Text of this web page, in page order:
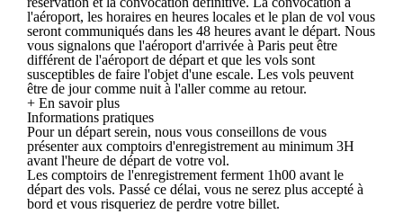
l'aéroport, les horaires en heures locales et le plan de vol vous
seront communiqués dans les 48 heures avant le départ. Nous
vous signalons que l'aéroport d'arrivée à Paris peut être
différent de l'aéroport de départ et que les vols sont
susceptibles de faire l'objet d'une escale. Les vols peuvent
être de jour comme nuit à l'aller comme au retour.
+ En savoir plus
Informations pratiques
Pour un départ serein, nous vous conseillons de vous
présenter aux comptoirs d'enregistrement au minimum 3H
avant l'heure de départ de votre vol.
Les comptoirs de l'enregistrement ferment 1h00 avant le
départ des vols. Passé ce délai, vous ne serez plus accepté à
bord et vous risqueriez de perdre votre billet.